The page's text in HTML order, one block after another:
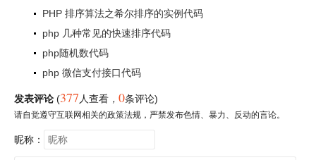
PHP 排序算法之希尔排序的实例代码
php 几种常见的快速排序代码
php随机数代码
php 微信支付接口代码
发表评论 (377 人查看 ， 0条评论)
请自觉遵守互联网相关的政策法规，严禁发布色情、暴力、反动的言论。
昵称：